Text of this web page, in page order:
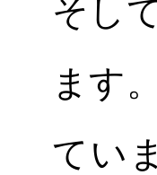
そし
ます
てい